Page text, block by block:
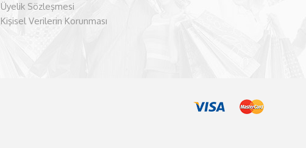
Üyelik Sözleşmesi
Kişisel Verilerin Korunması